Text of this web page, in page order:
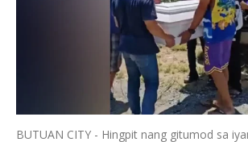
BUTUAN CITY - Hingpit nang gitumod sa